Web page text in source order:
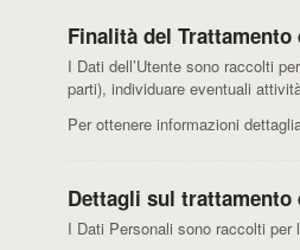
Finalità del
I Dati dell’Utente sono raccolti
parti), individuare eventuali
Per ottenere informazioni
Dettagli sul trattamento
I Dati Personali sono raccolti